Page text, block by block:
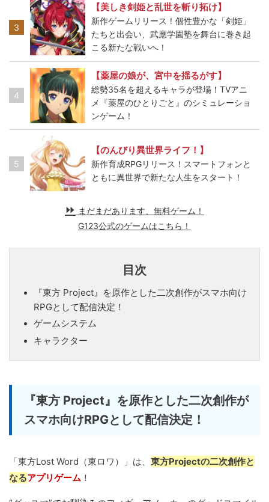
3
【美しき剣姫と乱世を斬り拓け】
新作ゲームリリース！個性豊かな「剣姫」
たちと出会い、武應学園塾を舞台に巻き起
こる新たな戦いへ！
4
【薬屋の娘が、宮中を揺るがす】
総勢35名を超えるキャラが登場！TVアニ
メ『薬屋のひとりごと』のシミュレーショ
ンゲーム！
5
【のんびり異世界ライフ！】
新作育成RPGリリース！スマートフォンと
ともに異世界で新たな人生をスタート！
まだまだあります、無料ゲーム！
G123公式のゲームはこちら！
目次
『東方 Project』を原作とした二次創作がスマホ向け
RPGとして配信決定！
ゲームシステム
キャラクター
『東方 Project』を原作とした二次創作が
スマホ向けRPGとして配信決定！
「東方Lost Word（東ロワ）」は、 東方Projectの二次創作と
なるアプリゲーム ！